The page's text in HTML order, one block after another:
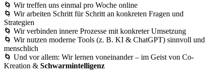
🌀 Wir treffen uns einmal pro Woche online
🌀 Wir arbeiten Schritt für Schritt an konkreten Fragen und
Strategien
🌀 Wir verbinden innere Prozesse mit konkreter Umsetzung
🌀 Wir nutzen moderne Tools (z. B. KI & ChatGPT) sinnvoll und
menschlich
🌀 Und vor allem: Wir lernen voneinander – im Geist von Co-
Kreation & Schwarmintelligenz